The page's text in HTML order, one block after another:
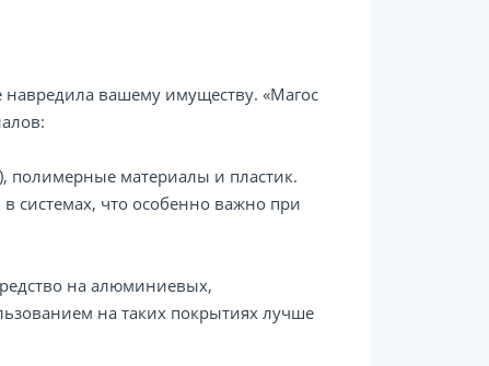
вашему имуществу. «Магос
полимерные материалы и пластик.
системах, что особенно важно при
на алюминиевых,
на таких покрытиях лучше